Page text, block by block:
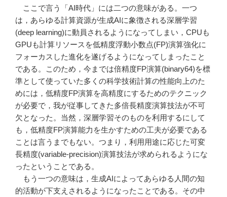
ここで言う「AI時代」には二つの意味がある。一つ
は，あらゆる計算資源が生成AIに象徴される深層学習
(deep learning)に動員されるようになってしまい，CPUも
GPUも計算リソースを低精度浮動小数点(FP)演算強化に
フォーカスした進化を遂げるようになってしまったこと
である。このため，今までは倍精度FP演算(binary64)を標
準として使っていた多くの科学技術計算の性能向上のた
めには，低精度FP演算を高精度にするためのテクニック
が必要で，我が従事してきた多倍長精度演算技法が不可
欠となった。当然，深層学習そのものを利用するにして
も，低精度FP演算能力を生かすための工夫が必要である
ことは言うまでもない。つまり，利用用途に応じた可変
長精度(variable-precision)演算技法が求められるようにな
ったということである。
もう一つの意味は，生成AIによってあらゆる人間の知
的活動が下支えされるようになったことである。その中